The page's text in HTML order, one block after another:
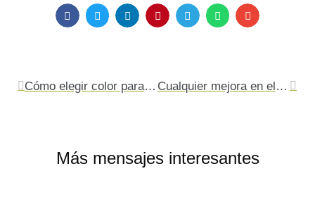
Cómo elegir color para decorar mi casa Cualquier mejora en el hogar es positiva para incentivar nuestra felicidad
Más mensajes interesantes